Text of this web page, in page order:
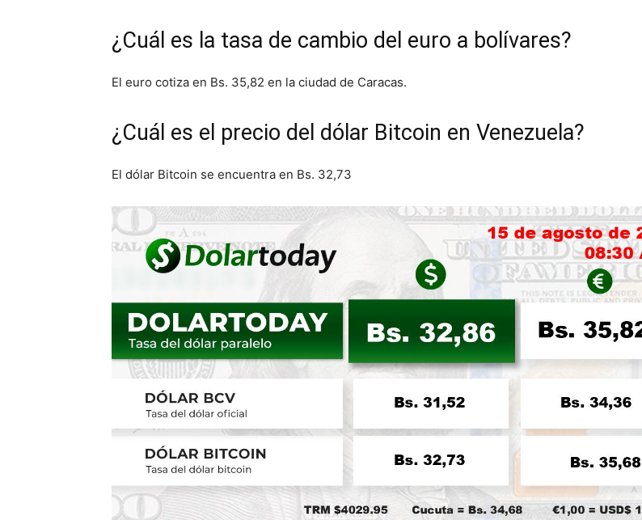
¿Cuál es la tasa de cambio del euro a bolívares?
El euro cotiza en Bs. 35,82 en la ciudad de Caracas.
¿Cuál es el precio del dólar Bitcoin en Venezuela?
El dólar Bitcoin se encuentra en Bs. 32,73